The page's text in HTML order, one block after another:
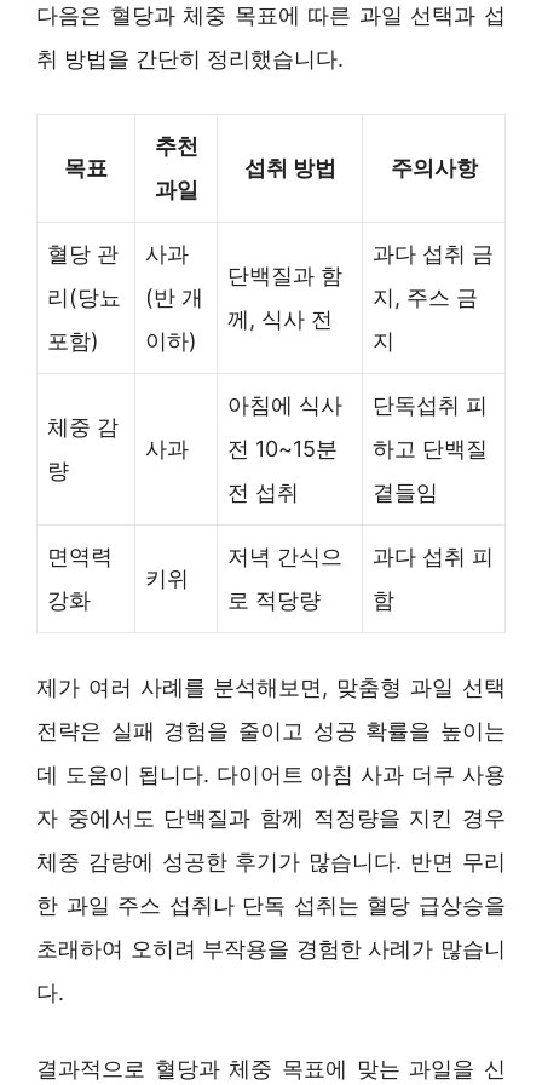
다음은 혈당과 체중 목표에 따른 과일 선택과 섭
취 방법을 간단히 정리했습니다.
목표
추천
과일
섭취 방법 주의사항
혈당 관
리(당뇨
포함)
사과
(반 개
이하)
단백질과 함
께, 식사 전
과다 섭취 금
지, 주스 금
지
체중 감
량
사과
아침에 식사
전 10~15분
전 섭취
단독섭취 피
하고 단백질
곁들임
면역력
강화
키위
저녁 간식으
로 적당량
과다 섭취 피
함
제가 여러 사례를 분석해보면, 맞춤형 과일 선택
전략은 실패 경험을 줄이고 성공 확률을 높이는
데 도움이 됩니다. 다이어트 아침 사과 더쿠 사용
자 중에서도 단백질과 함께 적정량을 지킨 경우
체중 감량에 성공한 후기가 많습니다. 반면 무리
한 과일 주스 섭취나 단독 섭취는 혈당 급상승을
초래하여 오히려 부작용을 경험한 사례가 많습니
다.
결과적으로 혈당과 체중 목표에 맞는 과일을 신